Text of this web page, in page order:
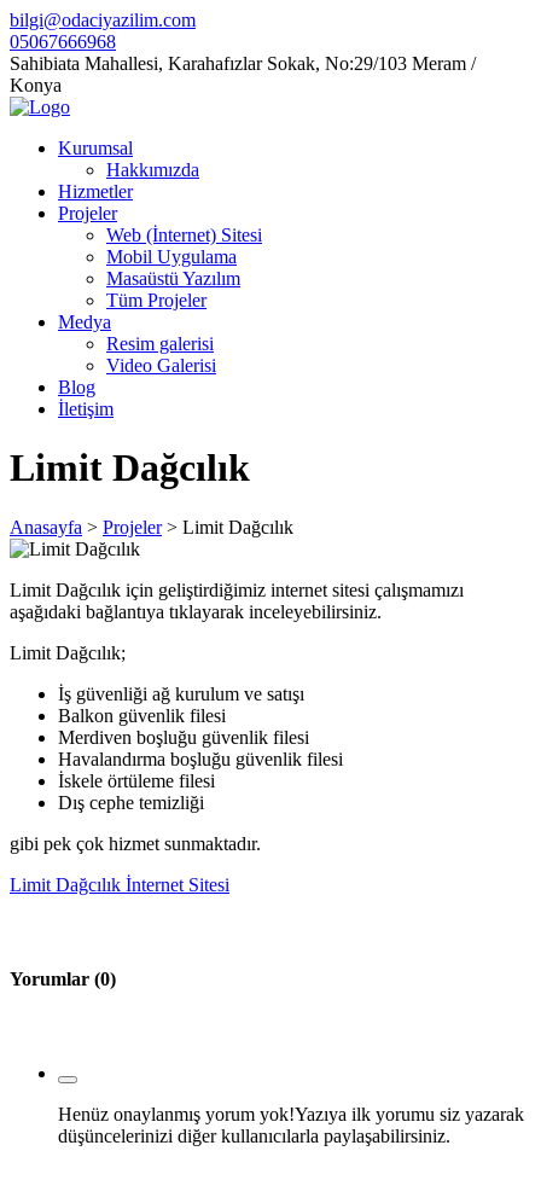
bilgi@odaciyazilim.com
05067666968
Sahibiata Mahallesi, Karahafızlar Sokak, No:29/103 Meram /
Konya
Kurumsal
Hakkımızda
Hizmetler
Projeler
Web (İnternet) Sitesi
Mobil Uygulama
Masaüstü Yazılım
Tüm Projeler
Medya
Resim galerisi
Video Galerisi
Blog
İletişim
Limit Dağcılık
Anasayfa > Projeler > Limit Dağcılık
Limit Dağcılık için geliştirdiğimiz internet sitesi çalışmamızı
aşağıdaki bağlantıya tıklayarak inceleyebilirsiniz.
Limit Dağcılık;
İş güvenliği ağ kurulum ve satışı
Balkon güvenlik filesi
Merdiven boşluğu güvenlik filesi
Havalandırma boşluğu güvenlik filesi
İskele örtüleme filesi
Dış cephe temizliği
gibi pek çok hizmet sunmaktadır.
Limit Dağcılık İnternet Sitesi
Yorumlar (0)
Henüz onaylanmış yorum yok!Yazıya ilk yorumu siz yazarak
düşüncelerinizi diğer kullanıcılarla paylaşabilirsiniz.